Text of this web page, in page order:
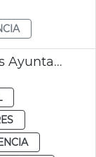
Anuncio Catalá nuevos planes Ayuntamiento València centros mayores